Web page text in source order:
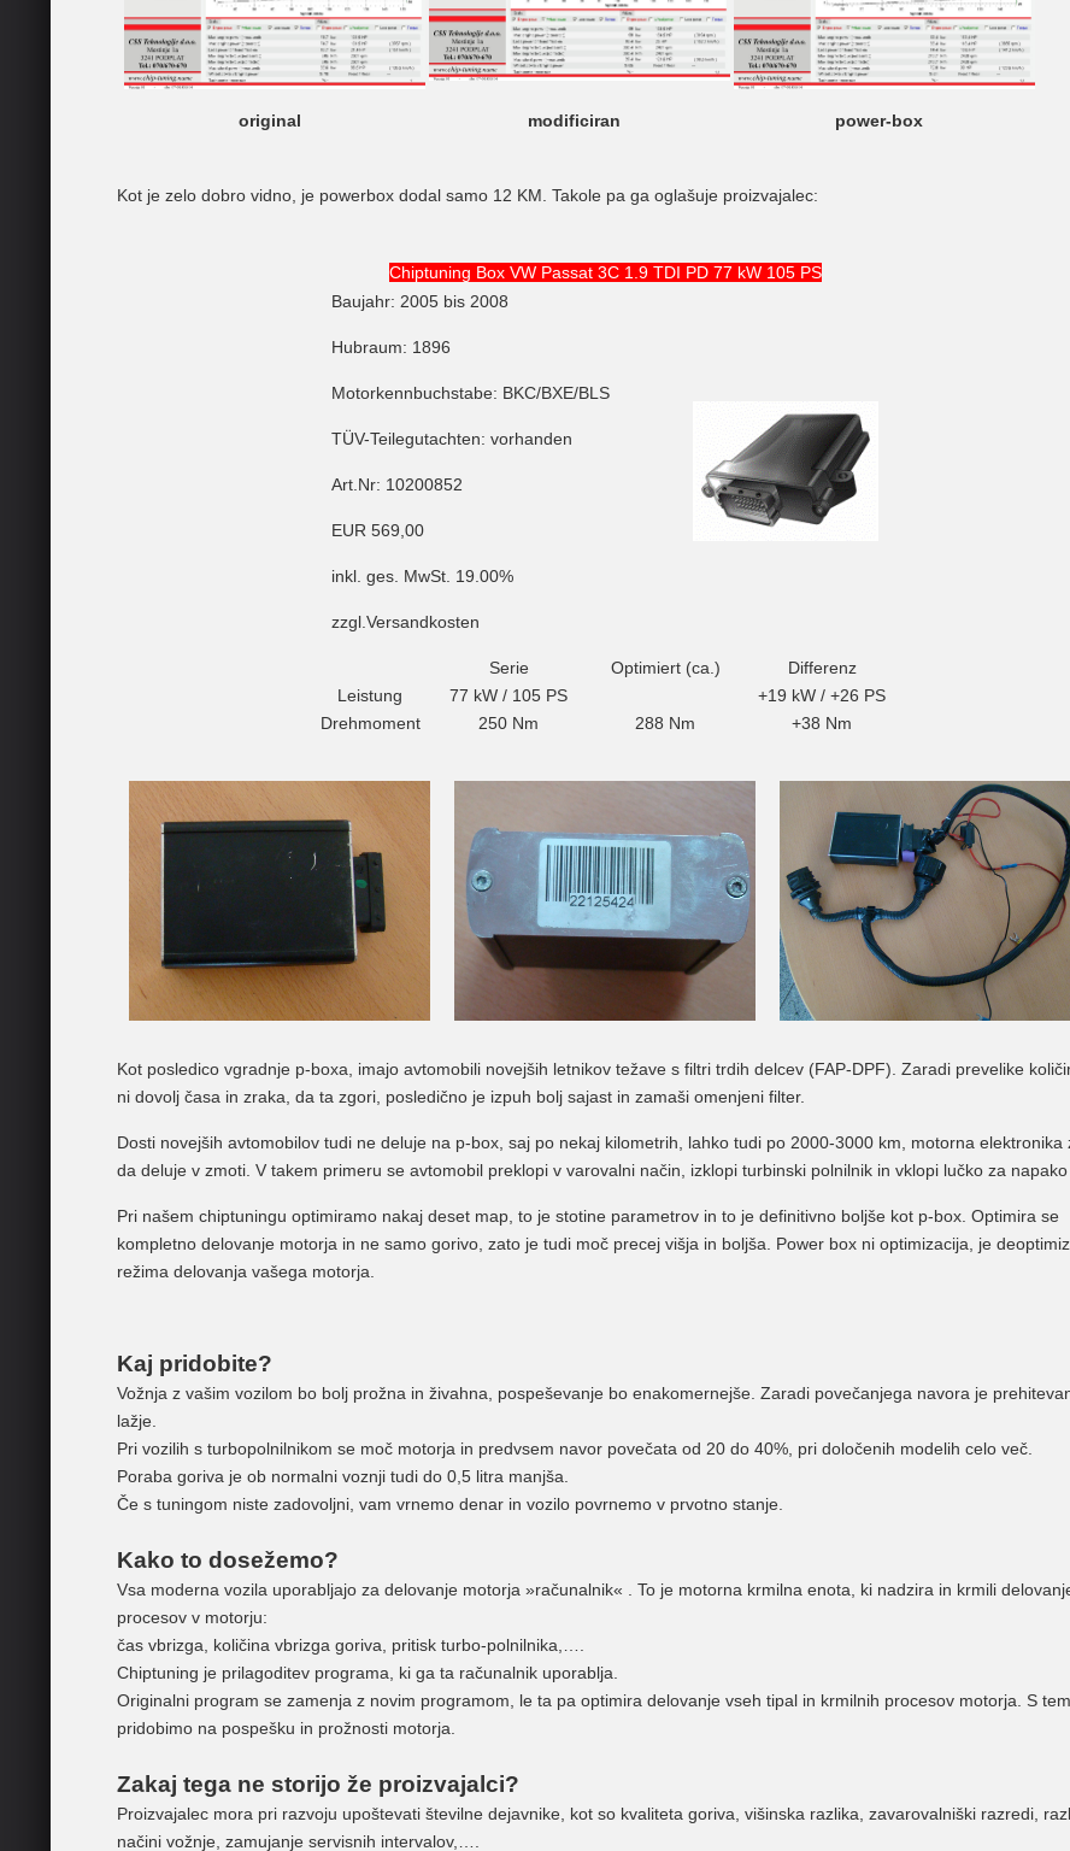
original modificiran power-box
Kot je zelo dobro vidno, je powerbox dodal samo 12 KM. Takole pa ga oglašuje proizvajalec:
Chiptuning Box VW Passat 3C 1.9 TDI PD 77 kW 105 PS
Baujahr: 2005 bis 2008
Hubraum: 1896
Motorkennbuchstabe: BKC/BXE/BLS
TÜV-Teilegutachten: vorhanden
Art.Nr: 10200852
EUR 569,00
inkl. ges. MwSt. 19.00%
zzgl.Versandkosten
Serie Optimiert (ca.)
Differenz
Leistung
77 kW / 105 PS
+19 kW / +26 PS
Drehmoment
250 Nm 288 Nm +38 Nm
Kot posledico vgradnje p-boxa, imajo avtomobili novejših letnikov težave s filtri trdih delcev (FAP-DPF). Zaradi prevelike
ni dovolj časa in zraka, da ta zgori, posledično je izpuh bolj sajast in zamaši omenjeni filter.
Dosti novejših avtomobilov tudi ne deluje na p-box, saj po nekaj kilometrih, lahko tudi po 2000-3000 km, motorna elektronika
da deluje v zmoti. V takem primeru se avtomobil preklopi v varovalni način, izklopi turbinski polnilnik in vklopi lučko za napako
Pri našem chiptuningu optimiramo nakaj deset map, to je stotine parametrov in to je definitivno boljše kot p-box. Optimira se
kompletno delovanje motorja in ne samo gorivo, zato je tudi moč precej višja in boljša. Power box ni optimizacija, je
režima delovanja vašega motorja.
Kaj pridobite?
Vožnja z vašim vozilom bo bolj prožna in živahna, pospeševanje bo enakomernejše. Zaradi povečanjega navora je
lažje.
Pri vozilih s turbopolnilnikom se moč motorja in predvsem navor povečata od 20 do 40%, pri določenih modelih celo več.
Poraba goriva je ob normalni voznji tudi do 0,5 litra manjša.
Če s tuningom niste zadovoljni, vam vrnemo denar in vozilo povrnemo v prvotno stanje.
Kako to dosežemo?
Vsa moderna vozila uporabljajo za delovanje motorja »računalnik« . To je motorna krmilna enota, ki nadzira in krmili
procesov v motorju:
čas vbrizga, količina vbrizga goriva, pritisk turbo-polnilnika,….
Chiptuning je prilagoditev programa, ki ga ta računalnik uporablja.
Originalni program se zamenja z novim programom, le ta pa optimira delovanje vseh tipal in krmilnih procesov motorja. S tem
pridobimo na pospešku in prožnosti motorja.
Zakaj tega ne storijo že proizvajalci?
Proizvajalec mora pri razvoju upoštevati številne dejavnike, kot so kvaliteta goriva, višinska razlika, zavarovalniški razredi,
načini vožnje, zamujanje servisnih intervalov,….